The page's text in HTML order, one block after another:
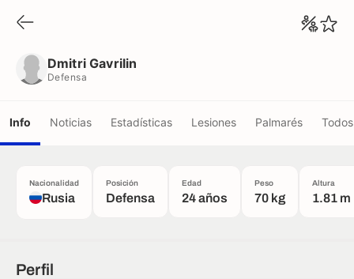
Dmitri Gavrilin
Defensa
Info Noticias Estadísticas Lesiones Palmarés
Nacionalidad
Rusia
Posición
Defensa
Edad
24 años
Peso
70 kg
Altura
1.81 m
Perfil